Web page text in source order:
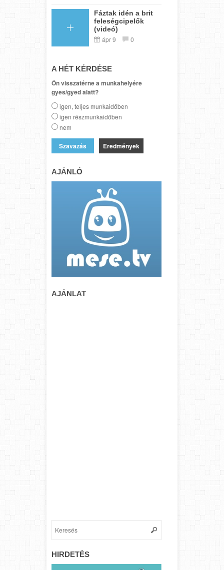
Fáztak idén a brit
feleségcipelők
(videó)
ápr 9 0
A HÉT KÉRDÉSE
Ön visszatérne a munkahelyére
gyes/gyed alatt?
igen, teljes munkaidőben
igen részmunkaidőben
nem
Eredmények
AJÁNLÓ
AJÁNLAT
HIRDETÉS